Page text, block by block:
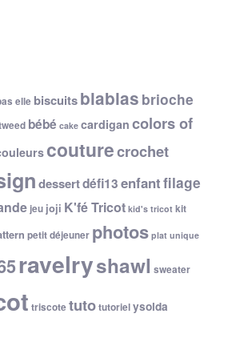
elle biscuitsblablas brioche
bébé cake cardigan colors of
couturecrochet
dessertdéfi13enfantfilage
jeu joji K'fé Tricot kid's tricot kit
petit déjeuner photos plat unique
ravelryshawl sweater
triscote tutotutorielysolda